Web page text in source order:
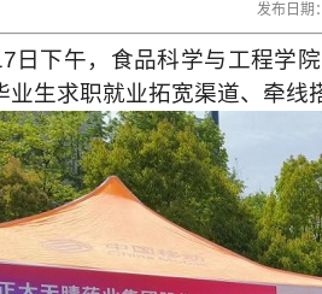
发布日
日下午，食品科学与工程学
业生求职就业拓宽渠道、牵线